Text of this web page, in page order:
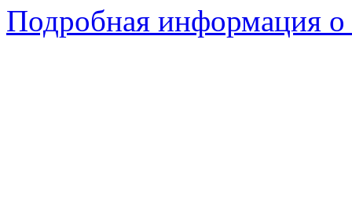
Подробная информация о